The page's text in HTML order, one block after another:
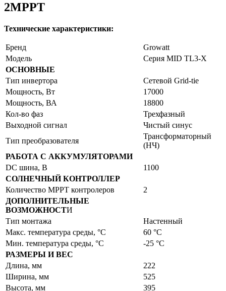
2MPPT
Технические характеристики:
Бренд
Growatt
Модель
Серия MID TL3-X
ОСНОВНЫЕ
Тип инвертора
Сетевой Grid-tie
Мощность, Вт
17000
Мощность, ВА
18800
Кол-во фаз
Трехфазный
Выходной сигнал
Чистый синус
Тип преобразователя
Трансформаторный
(НЧ)
РАБОТА С АККУМУЛЯТОРАМИ
DC шина, В
1100
СОЛНЕЧНЫЙ КОНТРОЛЛЕР
Количество MPPT контролеров
2
ДОПОЛНИТЕЛЬНЫЕ
ВОЗМОЖНОСТИ
Тип монтажа
Настенный
Макс. температура среды, °С
60 °C
Мин. температура среды, °С
-25 °C
РАЗМЕРЫ И ВЕС
Длина, мм
222
Ширина, мм
525
Высота, мм
395